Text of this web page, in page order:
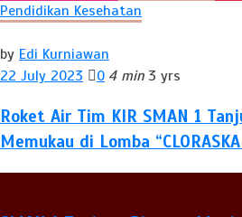
Pendidikan Kesehatan
by Edi Kurniawan
22 July 2023
0 4 min 3 yrs
Roket Air Tim KIR SMAN 1
Memukau di Lomba